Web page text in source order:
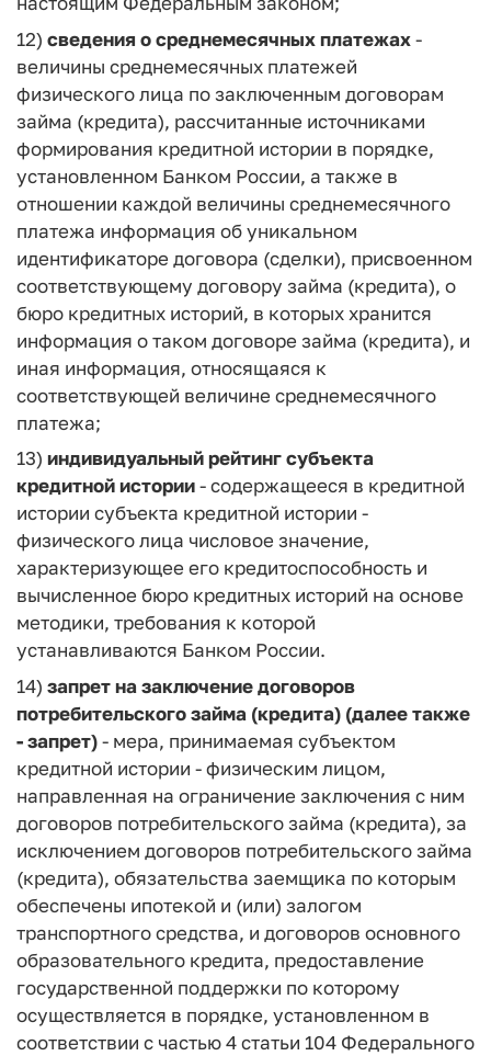
12) сведения о среднемесячных платежах-
величины среднемесячных платежей
физического лица по заключенным договорам
займа (кредита), рассчитанные источниками
формирования кредитной истории в порядке,
установленном Банком России, а также в
отношении каждой величины среднемесячного
платежа информация об уникальном
идентификаторе договора (сделки), присвоенном
соответствующему договору займа (кредита), о
бюро кредитных историй, в которых хранится
информация о таком договоре займа (кредита), и
иная информация, относящаяся к
соответствующей величине среднемесячного
платежа;
13) индивидуальный рейтинг субъекта
кредитной истории- содержащееся в кредитной
истории субъекта кредитной истории -
физического лица числовое значение,
характеризующее его кредитоспособность и
вычисленное бюро кредитных историй на основе
методики, требования к которой
устанавливаются Банком России.
14) запрет на заключение договоров
потребительского займа (кредита) (далее также
- запрет)- мера, принимаемая субъектом
кредитной истории - физическим лицом,
направленная на ограничение заключения с ним
договоров потребительского займа (кредита), за
исключением договоров потребительского займа
(кредита), обязательства заемщика по которым
обеспечены ипотекой и (или) залогом
транспортного средства, и договоров основного
образовательного кредита, предоставление
государственной поддержки по которому
осуществляется в порядке, установленном в
соответствии с частью 4 статьи 104 Федерального